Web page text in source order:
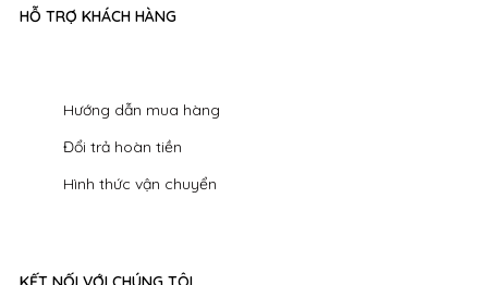
HỖ TRỢ KHÁCH HÀNG
Hướng dẫn mua hàng
Đổi trả hoàn tiền
Hình thức vận chuyển